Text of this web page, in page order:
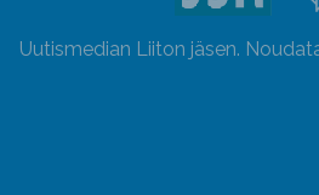
Uutismedian Liiton jäsen.